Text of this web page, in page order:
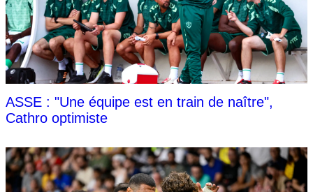
ASSE : "Une équipe est en train de naître",
Cathro optimiste